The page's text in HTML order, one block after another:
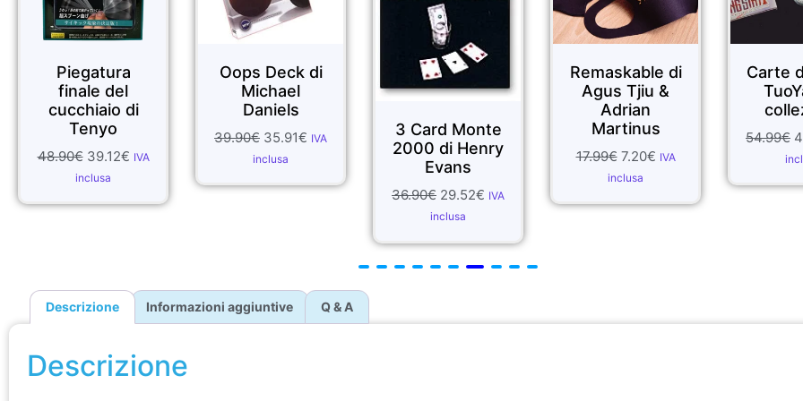
Piegatura
finale del
cucchiaio di
Tenyo
48.90€ 39.12€ IVA
inclusa
Oops Deck di
Michael
Daniels
39.90€ 35.91€ IVA
inclusa
3 Card Monte
2000 di Henry
Evans
36.90€ 29.52€ IVA
inclusa
Remaskable di
Agus Tjiu &
Adrian
Martinus
17.99€ 7.20€ IVA
inclusa
Carte
54.99€
Descrizione Informazioni aggiuntive Q & A
Descrizione